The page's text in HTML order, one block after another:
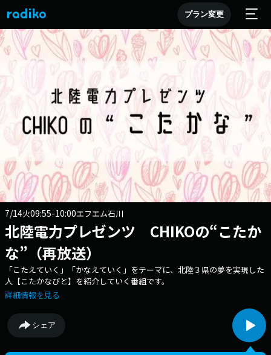
プラン変更
7/14火09:55-10:00エフエム石川
北陸電力プレゼンツ CHIKOの“こたか
な”（再放送）
「こたえていく」「かなえていく」をテーマに、北陸３県の夢を実現した
人【こたかなびと】を紹介していく番組です。
詳細情報を見る
シェア